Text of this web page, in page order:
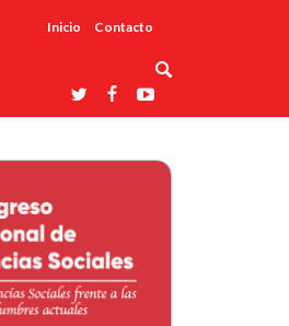
Inicio Contacto